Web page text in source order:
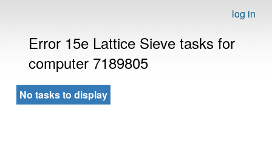
log in
Error 15e Lattice Sieve tasks for
computer 7189805
No tasks to display